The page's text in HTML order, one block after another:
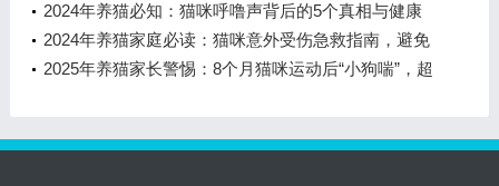
的多猫家庭
2024年养猫必知：猫咪呼噜声背后的5个真相与健康
信号
2024年养猫家庭必读：猫咪意外受伤急救指南，避免
90%家庭悲剧
2025年养猫家长警惕：8个月猫咪运动后“小狗喘”，超